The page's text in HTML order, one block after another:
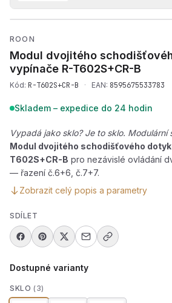
ROON
Modul dvojitého
vypínače R-T602S+CR-B
Kód: R-T602S+CR-B · EAN: 8595675533783
Skladem – expedice do 24 hodin
Vypadá jako sklo? Je to sklo. Modulární
Modul dvojitého schodišťového
T602S+CR-B pro nezávislé ovládání
— řazení č.6+6, č.7+7.
Zobrazit celý popis a parametry
SDÍLET
Dostupné varianty
SKLO (3)